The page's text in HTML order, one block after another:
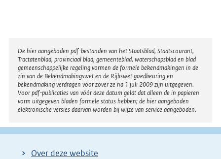
Disclaimer
De hier aangeboden pdf-bestanden van het Staatsblad, Staatscourant,
Tractatenblad, provinciaal blad, gemeenteblad, waterschapsblad en blad
gemeenschappelijke regeling vormen de formele bekendmakingen in de
zin van de Bekendmakingswet en de Rijkswet goedkeuring en
bekendmaking verdragen voor zover ze na 1 juli 2009 zijn uitgegeven.
Voor pdf-publicaties van vóór deze datum geldt dat alleen de in papieren
vorm uitgegeven bladen formele status hebben; de hier aangeboden
elektronische versies daarvan worden bij wijze van service aangeboden.
Over deze website